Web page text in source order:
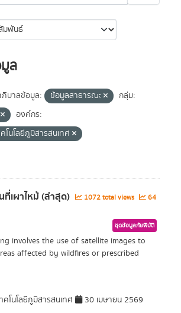
ล
บาลข้อมูล: ข้อมูลสาธารณะ
กลุ่ม:
องค์กร:
โนโลยีภูมิสารสนเทศ
เผาไหม้ (ล่าสุด) 1072 total views
64
ชุดข้อมูลภัยพิบัติ
involves the use of satellite images to
affected by wildfires or prescribed
โนโลยีภูมิสารสนเทศ 30 เมษายน 2569